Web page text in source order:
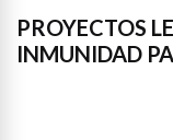
PROYECTOS
INMUNIDAD